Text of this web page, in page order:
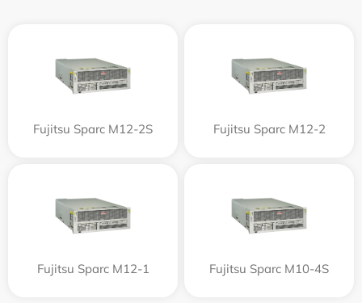
Fujitsu Sparc M12-2S Fujitsu Sparc M12-2
Fujitsu Sparc M12-1 Fujitsu Sparc M10-4S